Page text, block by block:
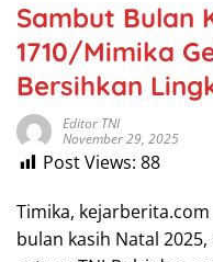
Sambut Bulan
1710/Mimika
Bersihkan
Editor TNI
November 29, 2025
Post Views: 88
Timika,
bulan kasih Natal